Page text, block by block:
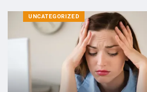
UNCATEGORIZED